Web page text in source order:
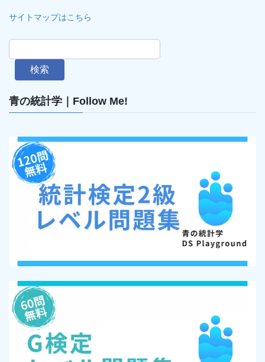
サイトマップはこちら
検索
青の統計学｜Follow Me!